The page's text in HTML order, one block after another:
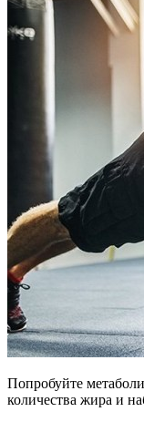
Попробуйте
количества жира и